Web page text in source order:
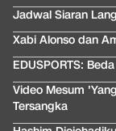
Jadwal Siaran
Xabi Alonso dan
EDUSPORTS:
Video Mesum
Tersangka